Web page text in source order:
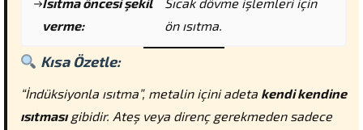
verme:
ön ısıtma.
Kısa Özetle:
“İndüksiyonla ısıtma”, metalin içini adeta kendi kendine
ısıtmasıgibidir. Ateş veya direnç gerekmeden sadece